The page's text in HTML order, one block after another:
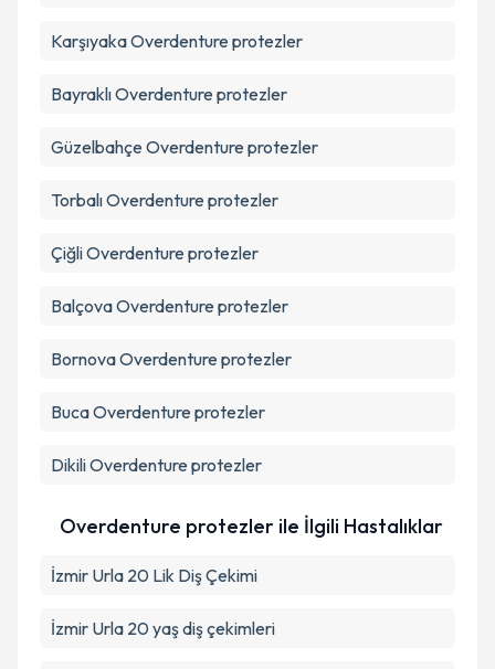
KarşıyakaOverdenture protezler
BayraklıOverdenture protezler
Güzelbahçe Overdenture protezler
TorbalıOverdenture protezler
ÇiğliOverdenture protezler
BalçovaOverdenture protezler
BornovaOverdenture protezler
BucaOverdenture protezler
DikiliOverdenture protezler
Overdenture protezler ile İlgili Hastalıklar
İzmir Urla 20 Lik Diş Çekimi
İzmir Urla 20 yaş diş çekimleri